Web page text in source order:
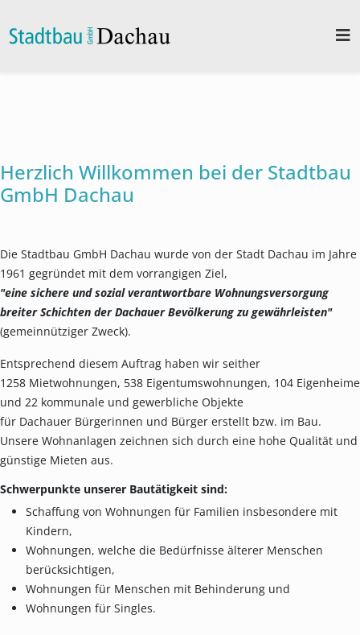
Herzlich Willkommen bei der Stadtbau
GmbH Dachau
Die Stadtbau GmbH Dachau wurde von der Stadt Dachau im Jahre
1961 gegründet mit dem vorrangigen Ziel,
"eine sichere und sozial verantwortbare Wohnungsversorgung
breiter Schichten der Dachauer Bevölkerung zu gewährleisten"
(gemeinnütziger Zweck).
Entsprechend diesem Auftrag haben wir seither
1258 Mietwohnungen, 538 Eigentumswohnungen, 104 Eigenheime
und 22 kommunale und gewerbliche Objekte
für Dachauer Bürgerinnen und Bürger erstellt bzw. im Bau.
Unsere Wohnanlagen zeichnen sich durch eine hohe Qualität und
günstige Mieten aus.
Schwerpunkte unserer Bautätigkeit sind:
Schaffung von Wohnungen für Familien insbesondere mit
Kindern,
Wohnungen, welche die Bedürfnisse älterer Menschen
berücksichtigen,
Wohnungen für Menschen mit Behinderung und
Wohnungen für Singles.